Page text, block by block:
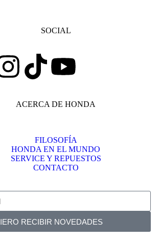
SOCIAL
ACERCA DE HONDA
FILOSOFÍA
HONDA EN EL MUNDO
SERVICE Y REPUESTOS
CONTACTO
RECIBIR NOVEDADES